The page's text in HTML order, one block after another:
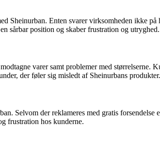
Sheinurban. Enten svarer virksomheden ikke
sårbar position og skaber frustration og utryghed.
varer samt problemer med størrelserne.
der føler sig misledt af Sheinurbans produkter.
Selvom der reklameres med gratis
frustration hos kunderne.